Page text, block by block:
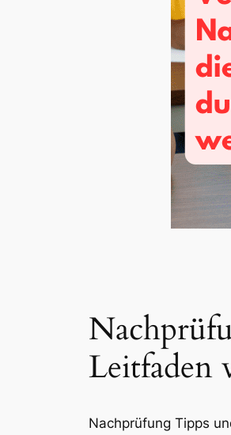
Leitfaden
Nachprüfung Tipps